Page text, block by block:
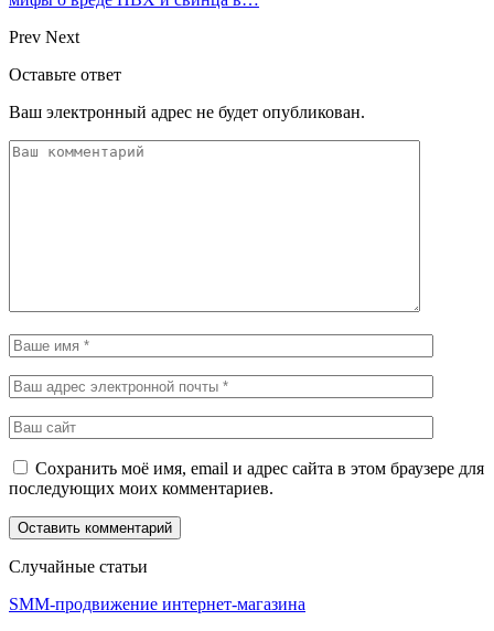
Prev Next
Оставьте ответ
Ваш электронный адрес не будет опубликован.
Сохранить моё имя, email и адрес сайта в этом браузере для
последующих моих комментариев.
Случайные статьи
SMM-продвижение интернет-магазина